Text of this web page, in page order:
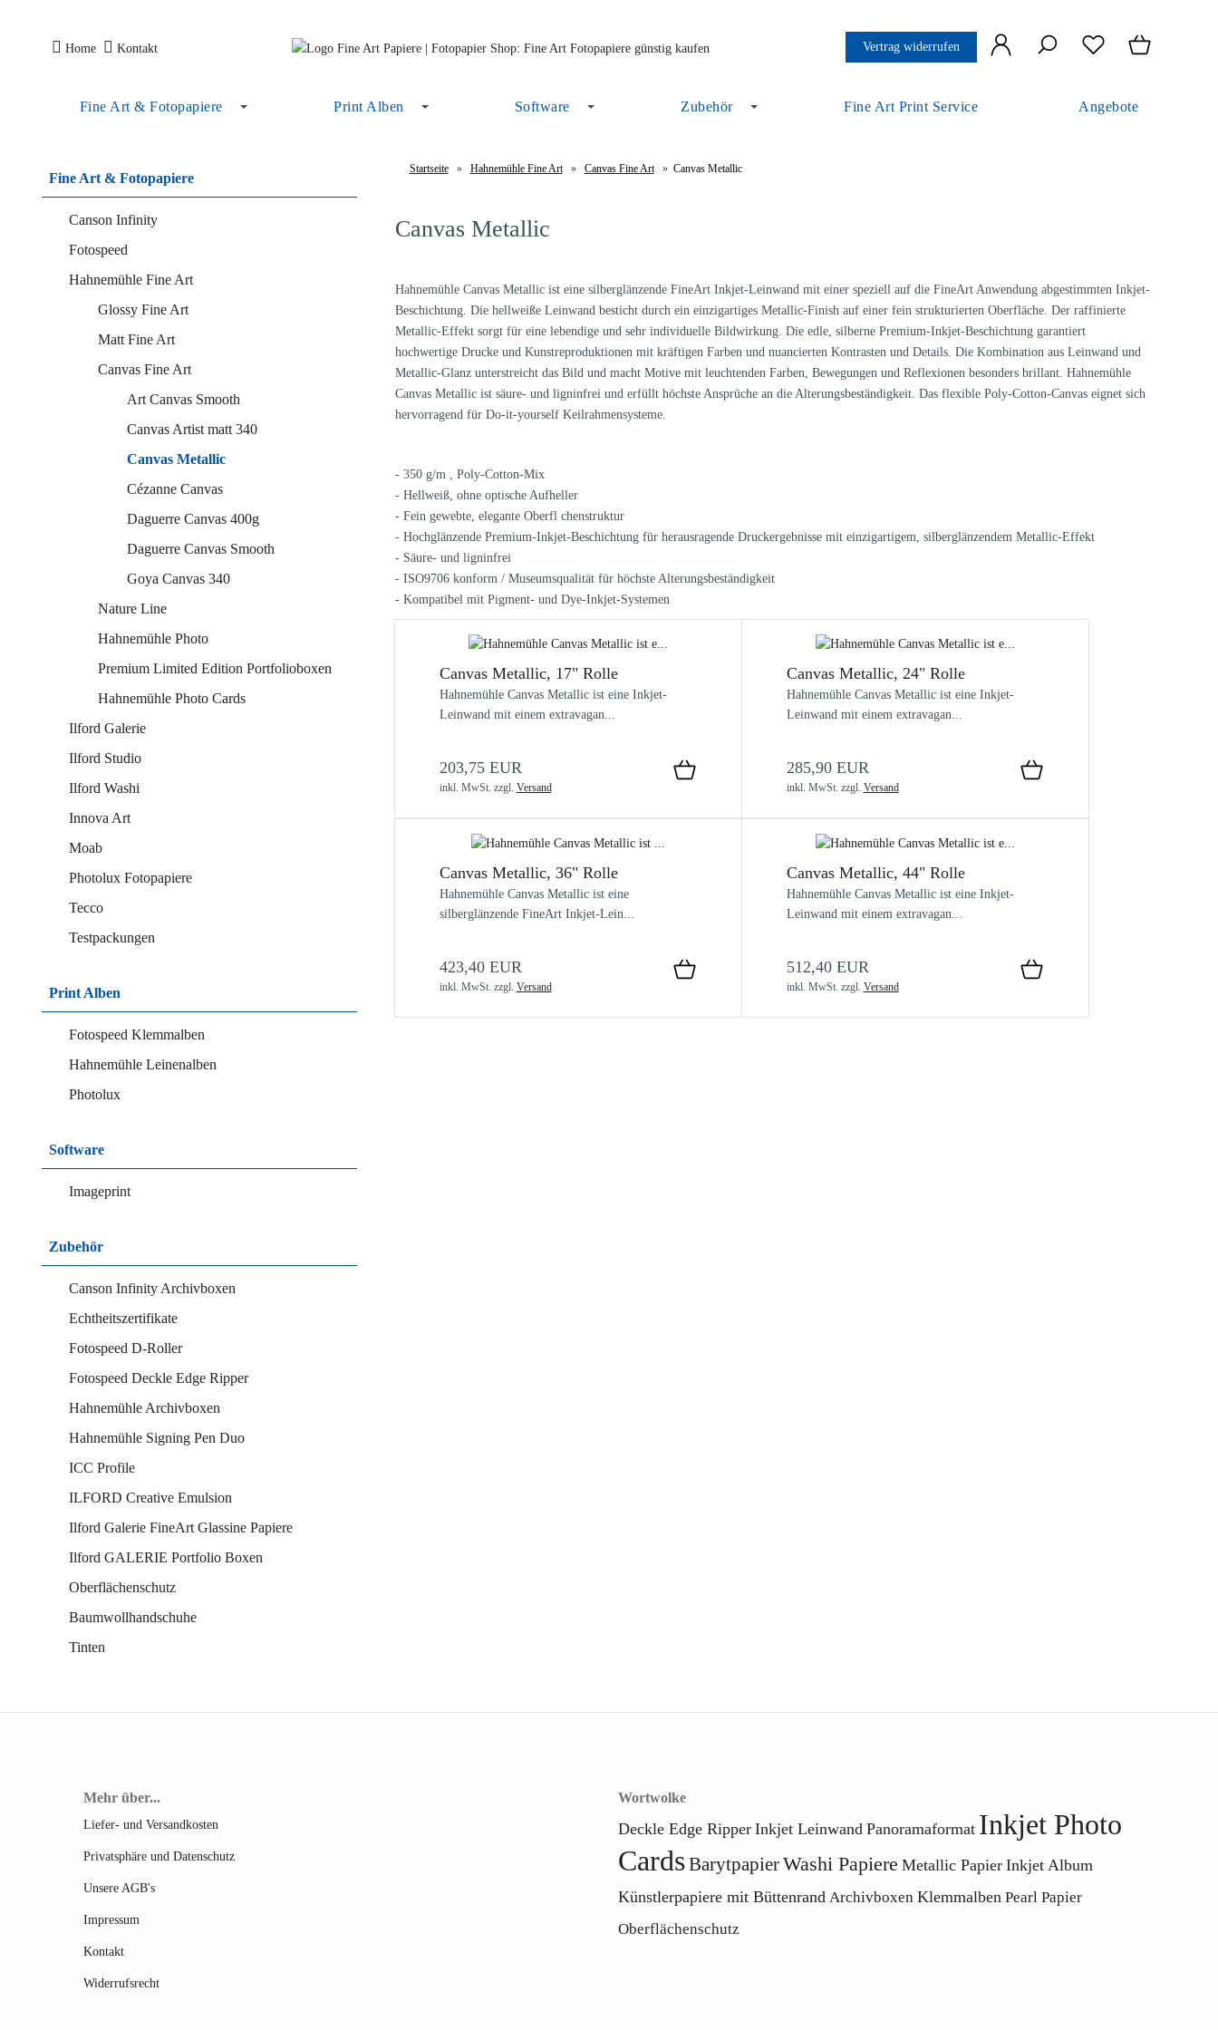
Home Kontakt Vertrag widerrufen
Fine Art & Fotopapiere Print Alben Software Zubehör Fine Art Print Service Angebote
Fine Art & Fotopapiere
Canson Infinity
Fotospeed
Hahnemühle Fine Art
Glossy Fine Art
Matt Fine Art
Canvas Fine Art
Art Canvas Smooth
Canvas Artist matt 340
Canvas Metallic
Cézanne Canvas
Daguerre Canvas 400g
Daguerre Canvas Smooth
Goya Canvas 340
Nature Line
Hahnemühle Photo
Premium Limited Edition Portfolioboxen
Hahnemühle Photo Cards
Ilford Galerie
Ilford Studio
Ilford Washi
Innova Art
Moab
Photolux Fotopapiere
Tecco
Testpackungen
Print Alben
Fotospeed Klemmalben
Hahnemühle Leinenalben
Photolux
Software
Imageprint
Zubehör
Canson Infinity Archivboxen
Echtheitszertifikate
Fotospeed D-Roller
Fotospeed Deckle Edge Ripper
Hahnemühle Archivboxen
Hahnemühle Signing Pen Duo
ICC Profile
ILFORD Creative Emulsion
Ilford Galerie FineArt Glassine Papiere
Ilford GALERIE Portfolio Boxen
Oberflächenschutz
Baumwollhandschuhe
Tinten
Startseite » Hahnemühle Fine Art » Canvas Fine Art » Canvas Metallic
Canvas Metallic
Hahnemühle Canvas Metallic ist eine silberglänzende FineArt Inkjet-Leinwand mit einer speziell auf die FineArt Anwendung abgestimmten Inkjet-
Beschichtung. Die hellweiße Leinwand besticht durch ein einzigartiges Metallic-Finish auf einer fein strukturierten Oberfläche. Der raffinierte
Metallic-Effekt sorgt für eine lebendige und sehr individuelle Bildwirkung. Die edle, silberne Premium-Inkjet-Beschichtung garantiert
hochwertige Drucke und Kunstreproduktionen mit kräftigen Farben und nuancierten Kontrasten und Details. Die Kombination aus Leinwand und
Metallic-Glanz unterstreicht das Bild und macht Motive mit leuchtenden Farben, Bewegungen und Reflexionen besonders brillant. Hahnemühle
Canvas Metallic ist säure- und ligninfrei und erfüllt höchste Ansprüche an die Alterungsbeständigkeit. Das flexible Poly-Cotton-Canvas eignet sich
hervorragend für Do-it-yourself Keilrahmensysteme.
- 350 g/m , Poly-Cotton-Mix
- Hellweiß, ohne optische Aufheller
- Fein gewebte, elegante Oberfl chenstruktur
- Hochglänzende Premium-Inkjet-Beschichtung für herausragende Druckergebnisse mit einzigartigem, silberglänzendem Metallic-Effekt
- Säure- und ligninfrei
- ISO9706 konform / Museumsqualität für höchste Alterungsbeständigkeit
- Kompatibel mit Pigment- und Dye-Inkjet-Systemen
Canvas Metallic, 17" Rolle
Hahnemühle Canvas Metallic ist eine Inkjet-
Leinwand mit einem extravagan...
203,75 EUR
inkl. MwSt. zzgl. Versand
Canvas Metallic, 24" Rolle
Hahnemühle Canvas Metallic ist eine Inkjet-
Leinwand mit einem extravagan...
285,90 EUR
inkl. MwSt. zzgl. Versand
Canvas Metallic, 36" Rolle
Hahnemühle Canvas Metallic ist eine
silberglänzende FineArt Inkjet-Lein...
423,40 EUR
inkl. MwSt. zzgl. Versand
Canvas Metallic, 44" Rolle
Hahnemühle Canvas Metallic ist eine Inkjet-
Leinwand mit einem extravagan...
512,40 EUR
inkl. MwSt. zzgl. Versand
Mehr über...
Liefer- und Versandkosten
Privatsphäre und Datenschutz
Unsere AGB's
Impressum
Kontakt
Widerrufsrecht
Wortwolke
Deckle Edge Ripper Inkjet Leinwand Panoramaformat Inkjet Photo
CardsBarytpapierWashi Papiere Metallic Papier Inkjet Album
Künstlerpapiere mit Büttenrand Archivboxen Klemmalben Pearl Papier
Oberflächenschutz